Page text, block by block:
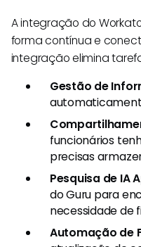
A integração do
forma contínua e
integração elimina
Gestão de
funcionários
precisas
Pesquisa de IA
do Guru para
necessidade de
Automação de